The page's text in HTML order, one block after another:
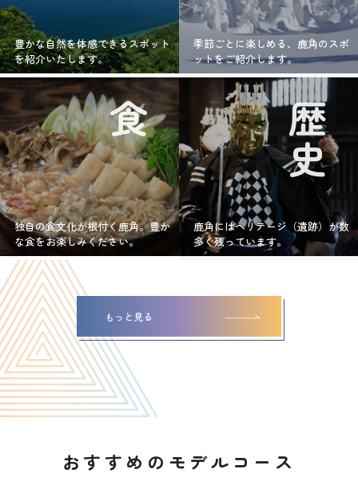
豊かな自然を体感できるスポット
を紹介いたします。
季節ごとに楽しめる、鹿角のスポ
ットをご紹介します。
食
独自の食文化が根付く鹿角。豊か
な食をお楽しみください。
歴史
鹿角にはヘリテージ（遺跡）が数
多く残っています。
もっと見る
おすすめのモデルコース